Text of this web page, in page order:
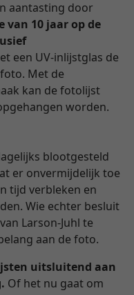
aantasting door
van 10 jaar op de
een UV-inlijstglas de
Met de
kan de fotolijst
worden.
blootgesteld
er onvermijdelijk toe
tijd verbleken en
Wie echter besluit
Larson-Juhl te
aan de foto.
uitsluitend aan
Of het nu gaat om